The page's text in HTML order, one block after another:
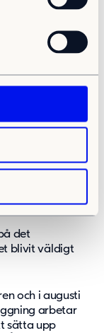
till
För att
för
istället fick
för de
att isolera
störande
det
blivit väldigt
och i augusti
arbetar
sätta upp